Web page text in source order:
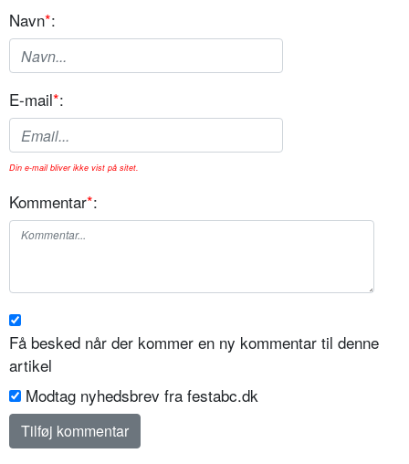
Navn*:
E-mail*:
Din e-mail bliver ikke vist på sitet.
Kommentar*:
Få besked når der kommer en ny kommentar til denne
artikel
Modtag nyhedsbrev fra festabc.dk